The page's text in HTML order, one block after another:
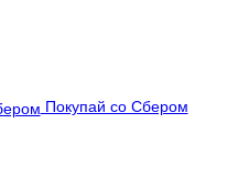
Покупай со Сбером